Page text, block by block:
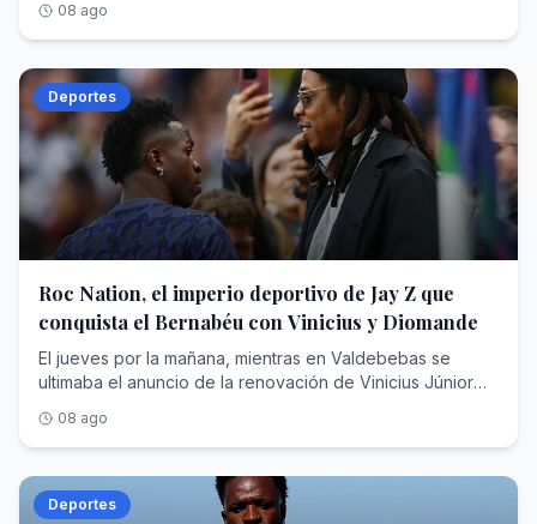
08 ago
Deportes
Roc Nation, el imperio deportivo de Jay Z que
conquista el Bernabéu con Vinicius y Diomande
El jueves por la mañana, mientras en Valdebebas se ultimaba el anuncio de la renovación de Vinicius Júnior hasta el 30 de junio de 2032, un monovolumen negro abandonaba la concentración del RB Leipzig en Saalfelden (Austria) camino del aeropuerto. Dentro viajaba Yan Diomande , diecinueve años, rumbo a Madrid para cerrar un traspaso cifrado en unos 125 millones de euros fijos que, con las variables, podría escalar hasta los 140 y convertirse en el más caro de la historia del club blanco, por encima de los que se pagaron por Cristiano Ronaldo, Bellingham o Hazard. En apenas veinticuatro horas, el Real Madrid anunciaba el blindaje de su estrella y su nuevo fichaje récord.Dos operaciones, dos contratos de más de seis años y una sola autoría. Porque detrás de la nueva ficha de Vinicius —en torno a los 24 millones de euros brutos por temporada— y detrás del extremo marfileño que eligió el Bernabéu pese al cortejo del PSG y del Liverpool está la misma empresa: Roc Nation Sports , la agencia fundada por el rapero y magnate Shawn 'Jay-Z' Carter. Nunca una compañía nacida del hip hop había acumulado tanto poder en el vestuario más institucional del fútbol mundial.Para entender cómo un sello discográfico de Nueva York ha terminado condicionando el presente y el futuro deportivo del club de las quince Copas de Europa hay que recorrer trece años de estrategia empresarial: una venta forzosa en la NBA, un beisbolista arrebatado al agente más temido de América, un sueño brasileño frustrado que acabó resolviéndose comprando una agencia entera y un desembarco europeo que ha concluido donde concluyen todas las conquistas del fútbol: en Chamartín.Jay-Z: De Brooklyn a las grandes estrellasAntes de toparse con Florentino Pérez, Shawn Corey Carter (Brooklyn, 1969) ya había negociado con medio mundo. Criado en las viviendas sociales de Marcy Houses, fundó en 1995 su propio sello, Roc-A-Fella Records, porque ninguna discográfica quiso ficharle; en 2007 vendió su marca de ropa Rocawear por 204 millones de dólares; y en abril de 2008 creó Roc Nation , en alianza con el gigante de conciertos Live Nation, que puso sobre la mesa un contrato inicial de unos 150 millones. Aquello nació como discográfica y hoy es un conglomerado de representación de artistas y deportistas, editorial, cine y televisión, filantropía y moda. Forbes lo consagró en 2019 como el primer rapero milmillonario de la historia y hoy estima su fortuna entre los 2.500 y los 2.800 millones de dólares, un patrimonio en el que la música es ya casi una anécdota frente a operaciones como la firma del contrato con la NFL para producir el espectáculo del descanso de la Super Bowl.Durante un tiempo, el rapero tuvo una participación en los Brooklyn Nets que llegó a su fin en abril de 2013. La normativa de la NBA y de su sindicato de jugadores prohíbe que un propietario de franquicia ejerza a la vez de agente, de modo que Jay-Z tuvo que desprenderse de su parte de la franquicia neoyorquina, adquirida en 2004 por cerca de un millón de dólares: un paquete minúsculo, inferior al 1% y valorado en unos 350.000 dólares, pero de enorme carga simbólica, porque el rapero había sido el rostro de la mudanza de la franquicia de Nueva Jersey a Brooklyn y hasta había intervenido en el diseño de su identidad visual. Vendió para poder sentarse al otro lado de la mesa. En alianza con la agencia CAA (Creative Artists Agency)—con la que rompió relaciones años después— , su primera adquisición fue un golpe de efecto: Robinson Canó , jugador de los Yankees, abandonó a Scott Boras —el agente más temido del béisbol— para firmar con el sello del rapero. Meses después, Canó rubricaba con los Seattle Mariners un contrato de 240 millones de dólares y diez años, uno de los mayores de la historia de las Grandes Ligas. Le siguieron Kevin Durant (NBA)—cliente insignia de aquella primera época, antes de fundar años más tarde su propia firma—, Skylar Diggins (WNBA), Victor Cruz (NFL) o Geno Smith.El planteamiento era una enmienda a la totalidad del oficio. Frente a la vieja escuela europea del agente intermediario —el modelo de Jorge Mendes, que según Forbes ha llegado a manejar más de 950 millones de dólares en contratos activos con comisiones superiores a los 95—, Roc Nation importó la lógica del entretenimiento americano: gestión 360 grados, marca personal, moda, contenido audiovisual e impacto social. La adquisición de TFMHay un nombre que sobrevuela toda esta historia y que nunca llegó a formar parte de la agencia: Neymar . Cuando Roc Nation Sports echó a andar en 2013, ya se rumoreaba que fichar al entonces astro del Santos figuraba entre las máximas prioridades del rapero, que soñaba con convertirlo en el emblema global de su desembarco en el fútbol. No sucedió jamás. Una década después, Jay-Z resolvió el desengaño con una jugada de manual americano: si no puedes comprar la fruta, compra el huerto.El 7 de julio de 2023, Roc Nation Sports International anunció la adquisición de TFM Agency , la agencia de Sao Paulo que representaba a más de un centenar de futbolistas brasileños, rebautizada desde entonces como Roc Nation Sports Brazil. El importe quedó blindado bajo confidencialidad —se estima que fueron unos 450 millones de dólares—, pero el botín estaba en la cartera: Vinicius Júnior, Gabriel Martinelli y la siguiente hornada de perlas, con Endrick a la cabeza. De un plumazo, la nómina futbolística internacional de la casa se triplicó, de unos cuarenta a cerca de ciento veinte jugadores. «En términos de fútbol, Brasil es el centro de todo», proclamó Juan Perez —presidente de la división deportiva desde su nacimiento— al presentar la operación.Al frente quedó el hombre que lo había construido: Frederico Pena , fundador de TFM, que conservó acciones y asumió la presidencia de la filial brasileña junto a sus socios principales. Pena es el cazador de talento sudamericano por antonomasia: ató a Vinicius en su etapa de Flamengo, mucho antes del traspaso que lo llevó al Real Madrid en 2018, y repitió la fórmula con Endrick, amarrado antes de que el club blanco pagara al Palmeiras en torno a 60 millones por un chaval de dieciséis años. Jay-Z no persiguió la firma de Vinicius uno a uno, como persiguió en vano la de Neymar; adquirió directamente la sociedad que ya la custodiaba.La conquista del mercado europeoEl asalto al Viejo Continente tiene fecha y arquitecto. En septiembre de 2019, Roc Nation abrió oficina en Londres y puso al mando a Michael Yormark . La cartera europea creció a golpe de nombres: Kevin De Bruyne y Romelu Lukaku como buques insignia belgas, Axel Witsel, Jerome Boateng, Federico Dimarco, Tyrone Mings, los hermanos Reece y Lauren James o Marcus Rashford, captado en 2020. La propia agencia presume hoy de figurar entre las diez más importantes del fútbol mundial.El músculo americano completa el cuadro. En Estados Unidos, la casa gestiona a estrellas como LaMelo Ball en la NBA, el quarterback Kyler Murray o Saquon Barkley, campeón de la Super Bowl con Filadelfia. Según la última radiografía de Forbes sobre las agencias más valiosas de Norteamérica, Roc Nation Sports ocupa el séptimo puesto, con unos 2.140 millones de dólares en contratos deportivos activos bajo gestión, otros 510 millones en acuerdos extradeportivos , un techo de comisiones estimado en 218 millones y alrededor de 260 clientes. En España, sus hilos se cruzan en el Clásico: además de Vinicius y Endrick en el Real Madrid, representa a Marc Bernal, el prometedor mediocentro azulgrana que el Barcelona blindó hasta 2029 con una cláusula de 500 millones.Y en mayo de este año llegó el matiz que define la nueva era: los clubes ya no solo negocian contra Roc Nation; ahora también la contratan. La agencia, que ya promociona la marca de la Serie A italiana en Estados Unidos, anunció el pasado 14 de mayo una alianza estratégica con el Chelsea por la que asumirá el crecimiento de la marca del club londinense y su conexión con el público estadounidense, a caballo entre el fútbol, la música y la cultura pop, con camiseta de edición limitada firmada por DJ Khaled incluida. El cazador se ha hecho también guardabosques: la misma empresa que tensa a los clubes en los despachos es la que otros clubes pagan para seducir al aficionado del futuro.El colofón en el MadridY así se llega al verano de 2026, el de la doble exhibición de fuerza en Chamartín. La historia de Yan Diomande parece escrita para el modelo Roc Nation: hace apenas dos años jugaba en la academia DME de Daytona Beach, en Florida; el Leganés lo rescató para su filial, el Leipzig ejecutó su cláusula por 20 millones en julio de 2025 y el marfileño respondió con la mejor temporada de un debutante en la Bundesliga, doce goles y ocho asistencias, antes de brillar con Costa de Marfil en el Mundial. El chico de Abiyán, que creció idolatrando a Cristiano Ronaldo, eligió el Bernabéu. La renovación de Vinicius fue un pulso más largo y más áspero: más de dieciocho meses de tira y afloja en los que llegó a darse por imposible mientras la relación del brasileño con Xabi Alonso, despedido tras solo 34 partidos, siguiera condicionando el vestuario que ahora dirige José Mourinho . El club, fiel a su liturgia, mantuvo su cláusula intacta en los 1.000 millones. Y sobre la mesa planeó siempre la palanca perfecta: una supuesta oferta desde el fútbol saudí que hubiese cambiado el panorama deportivo.El madridismo reconocerá la escena. En 2013 y en 2016, Jorge Mendes protagonizó pulsos idénticos con Florentino Pérez para renovar a Cristiano Ronaldo con la exigencia de mantenerlo en la cima salarial del planeta —en la cual había ascendido Leo Messi— y la misma cláusula simbólica de 1.000 millones. Ha cambiado el acento del negociador —del portugués de Gestifute al inglés corporativo de Michael Yormark—, no la naturaleza del pulso. La diferencia principal, con respecto a 2016, es que Yormark ha conseguido lo que Mendes no pudo: Vinicius vestirá de blanco cobrando un salario que le satisface. Dos contratos hasta 2032,
08 ago
Deportes